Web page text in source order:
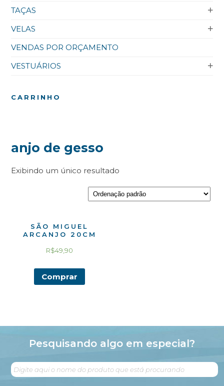
TAÇAS
VELAS
VENDAS POR ORÇAMENTO
VESTUÁRIOS
CARRINHO
anjo de gesso
Exibindo um único resultado
SÃO MIGUEL
ARCANJO 20CM
R$49,90
Comprar
Pesquisando algo em especial?